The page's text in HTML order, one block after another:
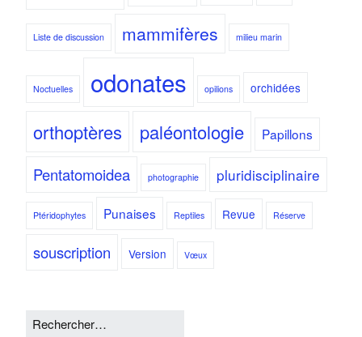
Liste de discussion mammifères milieu marin
Noctuelles odonates opilions orchidées
orthoptères paléontologie Papillons
Pentatomoidea photographie pluridisciplinaire
Ptéridophytes Punaises Reptiles Revue Réserve
souscription Version Vœux